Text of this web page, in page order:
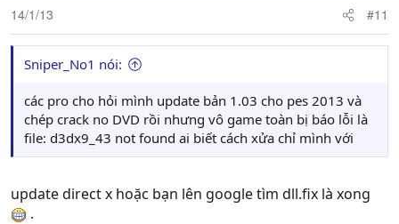
14/1/13 #11
Sniper_No1 nói:
các pro cho hỏi mình update bản 1.03 cho pes 2013 và
chép crack no DVD rồi nhưng vô game toàn bị báo lỗi là
file: d3dx9_43 not found ai biết cách xửa chỉ mình với
update direct x hoặc bạn lên google tìm dll.fix là xong
.